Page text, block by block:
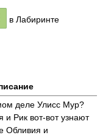
в Лабиринте
деле Улисс Мур?
и Рик вот-вот узнают
Обливия и